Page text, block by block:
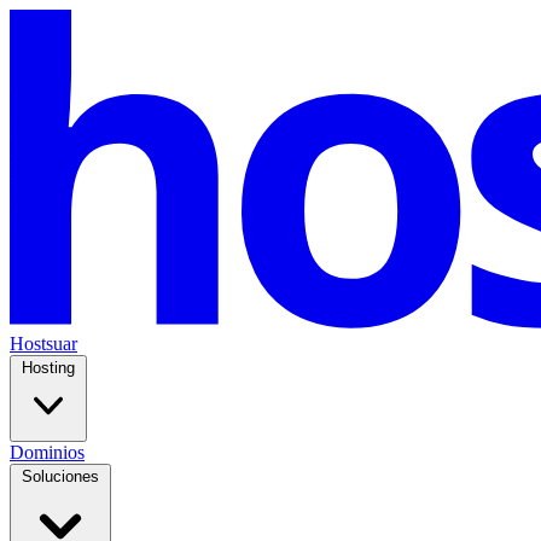
Hostsuar
Hosting
Dominios
Soluciones